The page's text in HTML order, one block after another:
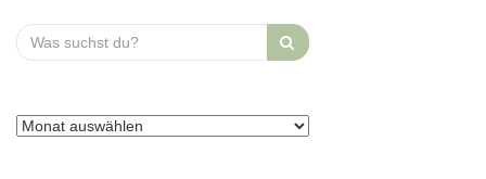
Search
for: